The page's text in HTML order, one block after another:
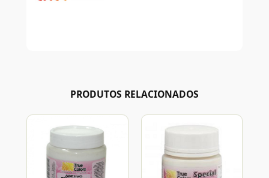
PRODUTOS RELACIONADOS